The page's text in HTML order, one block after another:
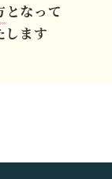
となって
します